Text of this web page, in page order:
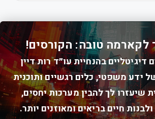
לקארמה טובה: הקורסים!
דיגיטליים בהנחיית עו״ד רות דיין
ידע משפטי, כלים רגשיים ותוכנית
שיעזרו לך להבין מערכות יחסים,
חיים בריאים ומאוזנים יותר.